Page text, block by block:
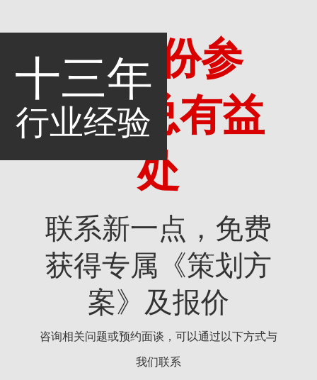
十三年
行业经验
多一份参
考，总有益
处
联系新一点，免费
获得专属《策划方
案》及报价
咨询相关问题或预约面谈，可以通过以下方式与
我们联系